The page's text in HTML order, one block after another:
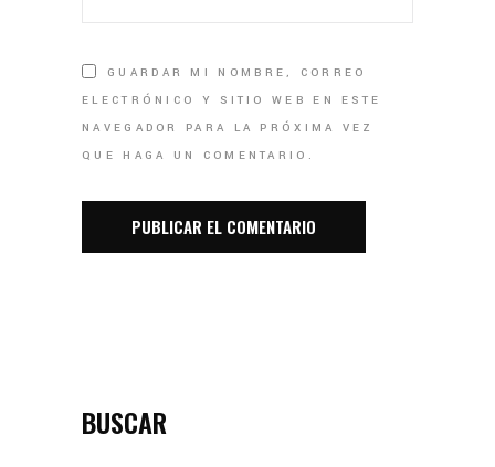
GUARDAR MI NOMBRE, CORREO
ELECTRÓNICO Y SITIO WEB EN ESTE
NAVEGADOR PARA LA PRÓXIMA VEZ
QUE HAGA UN COMENTARIO.
BUSCAR